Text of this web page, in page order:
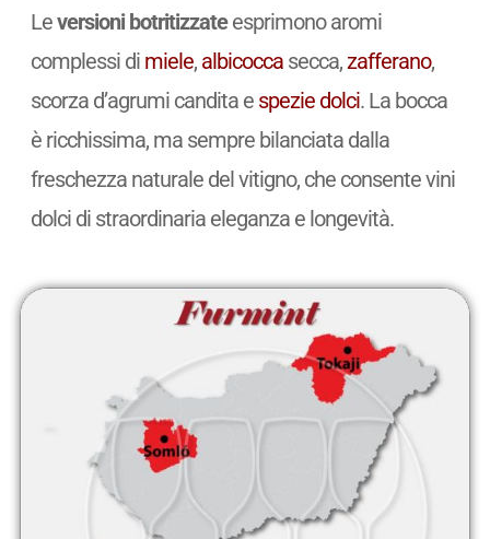
Leversioni botritizzateesprimono aromi
complessi di miele, albicoccasecca, zafferano,
scorza d’agrumi candita e spezie dolci. La bocca
è ricchissima, ma sempre bilanciata dalla
freschezza naturale del vitigno, che consente vini
dolci di straordinaria eleganza e longevità.